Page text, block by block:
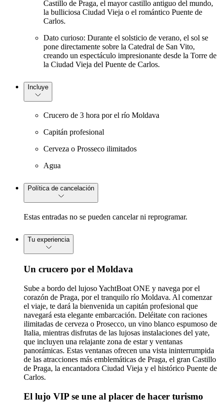
Castillo de Praga, el mayor castillo antiguo del mundo,
la bulliciosa Ciudad Vieja o el romántico Puente de
Carlos.
Dato curioso: Durante el solsticio de verano, el sol se
pone directamente sobre la Catedral de San Vito,
creando un espectáculo impresionante desde la Torre de
la Ciudad Vieja del Puente de Carlos.
Incluye
Crucero de 3 hora por el río Moldava
Capitán profesional
Cerveza o Prosseco ilimitados
Agua
Política de cancelación
Estas entradas no se pueden cancelar ni reprogramar.
Tu experiencia
Un crucero por el Moldava
Sube a bordo del lujoso YachtBoat ONE y navega por el
corazón de Praga, por el tranquilo río Moldava. Al comenzar
el viaje, te dará la bienvenida un capitán profesional que
navegará esta elegante embarcación. Deléitate con raciones
ilimitadas de cerveza o Prosecco, un vino blanco espumoso de
Italia, mientras disfrutas de las lujosas instalaciones del yate,
que incluyen una relajante zona de estar y ventanas
panorámicas. Estas ventanas ofrecen una vista ininterrumpida
de las atracciones más emblemáticas de Praga, el gran Castillo
de Praga, la encantadora Ciudad Vieja y el histórico Puente de
Carlos.
El lujo VIP se une al placer de hacer turismo